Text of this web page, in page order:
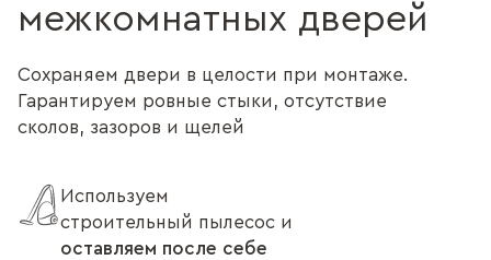
межкомнатных дверей
Сохраняем двери в целости при монтаже.
Гарантируем ровные стыки, отсутствие
сколов, зазоров и щелей
Используем
строительный пылесос и
оставляем после себе